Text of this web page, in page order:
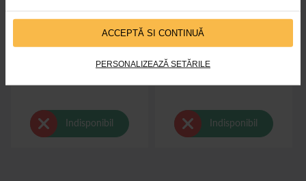
ACCEPTĂ SI CONTINUĂ
PERSONALIZEAZĂ SETĂRILE
Indisponibil Indisponibil